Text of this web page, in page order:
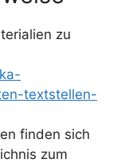
zu
textstellen-
finden sich
zum